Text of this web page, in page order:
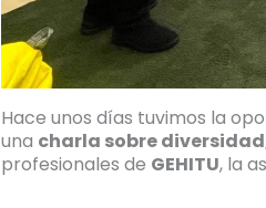
Hace unos días tuvimos la
una charla sobre
profesionales de GEHITU, la